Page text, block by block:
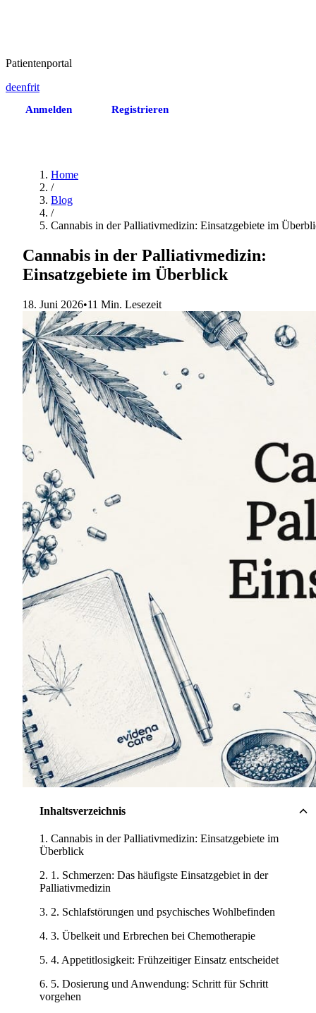
Patientenportal
deenfrit
Anmelden Registrieren
Home
/
Blog
/
Cannabis in der Palliativmedizin: Einsatzgebiete im
Cannabis in der Palliativmedizin:
Einsatzgebiete im Überblick
18. Juni 2026•11 Min. Lesezeit
Inhaltsverzeichnis
Cannabis in der Palliativmedizin: Einsatzgebiete im
Überblick
1. Schmerzen: Das häufigste Einsatzgebiet in der
Palliativmedizin
2. Schlafstörungen und psychisches Wohlbefinden
3. Übelkeit und Erbrechen bei Chemotherapie
4. Appetitlosigkeit: Frühzeitiger Einsatz entscheidet
5. Dosierung und Anwendung: Schritt für Schritt
vorgehen